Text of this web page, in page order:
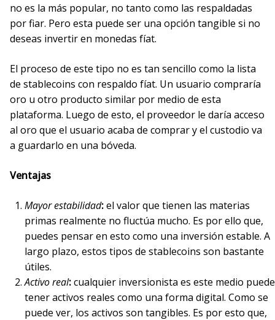
no es la más popular, no tanto como las respaldadas
por fiar. Pero esta puede ser una opción tangible si no
deseas invertir en monedas fíat.
El proceso de este tipo no es tan sencillo como la lista
de stablecoins con respaldo fíat. Un usuario compraría
oro u otro producto similar por medio de esta
plataforma. Luego de esto, el proveedor le daría acceso
al oro que el usuario acaba de comprar y el custodio va
a guardarlo en una bóveda.
Ventajas
Mayor estabilidad:el valor que tienen las materias
primas realmente no fluctúa mucho. Es por ello que,
puedes pensar en esto como una inversión estable. A
largo plazo, estos tipos de stablecoins son bastante
útiles.
Activo real:cualquier inversionista es este medio puede
tener activos reales como una forma digital. Como se
puede ver, los activos son tangibles. Es por esto que,